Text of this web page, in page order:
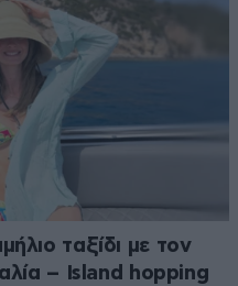
ταξίδι με τον
– Island hopping